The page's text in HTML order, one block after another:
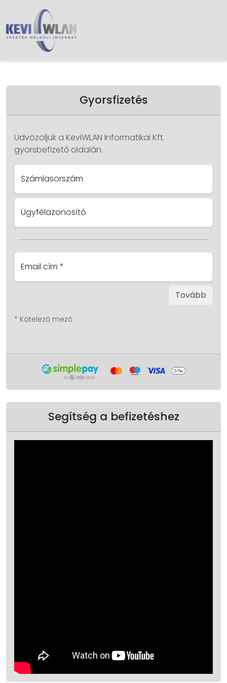
Gyorsfizetés
Üdvözöljük a KeviWLAN Informatikai Kft.
gyorsbefizető oldalán.
Számlasorszám
Ügyfélazonosító
Email cím *
Tovább
* Kötelező mező
Segítség a befizetéshez